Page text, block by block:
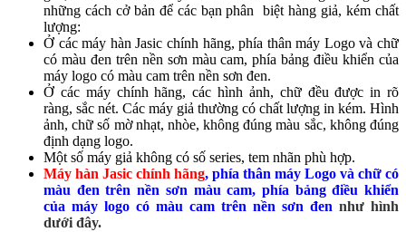
những cách cở bản để các bạn phân biệt hàng giả, kém chất
lượng:
Ở các máy hàn Jasic chính hãng, phía thân máy Logo và chữ
có màu đen trên nền sơn màu cam, phía bảng điều khiển của
máy logo có màu cam trên nền sơn đen.
Ở các máy chính hãng, các hình ảnh, chữ đều được in rõ
ràng, sắc nét. Các máy giả thường có chất lượng in kém. Hình
ảnh, chữ số mờ nhạt, nhòe, không đúng màu sắc, không đúng
định dạng logo.
Một số máy giả không có số series, tem nhãn phù hợp.
Máy hàn Jasic chính hãng, phía thân máy Logo và chữ có
màu đen trên nền sơn màu cam, phía bảng điều khiển
của máy logo có màu cam trên nền sơn đen như hình
dưới đây.